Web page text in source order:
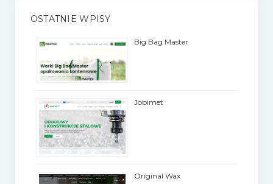
OSTATNIE WPISY
Big Bag Master
Jobimet
Original Wax